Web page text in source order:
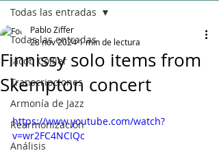
Todas las entradas
Jacob Collier
Transcripciones
Armonía de Jazz
Rearmonización
Análisis
Todas las entradas
Finnissy solo items from
Skempton concert
Pablo Ziffer
28 nov 20241 min de lectura
Mi
https://www.youtube.com/watch?
v=wr2FC4NCIQc